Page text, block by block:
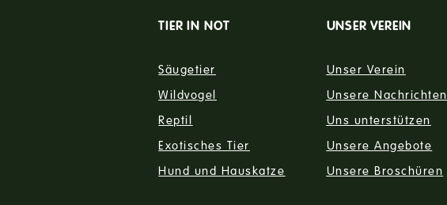
TIER IN NOT
Säugetier
Wildvogel
Reptil
Exotisches Tier
Hund und Hauskatze
UNSER VEREIN
Unser Verein
Unsere Nachrichten
Uns unterstützen
Unsere Angebote
Unsere Broschüren